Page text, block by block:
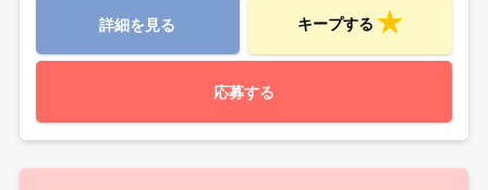
詳細を見る キープする
応募する